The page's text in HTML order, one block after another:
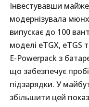
Інвестувавши
модернізувала
випускає до 100
моделі eTGX,
E-Powerpack з
що забезпечує
підзарядки. У
збільшити цей